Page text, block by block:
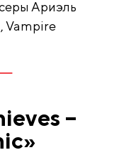
Ариэль
Vampire
–